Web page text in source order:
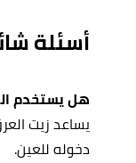
أسئلة
هل يستخدم
يساعد زيت
دخوله للعين.